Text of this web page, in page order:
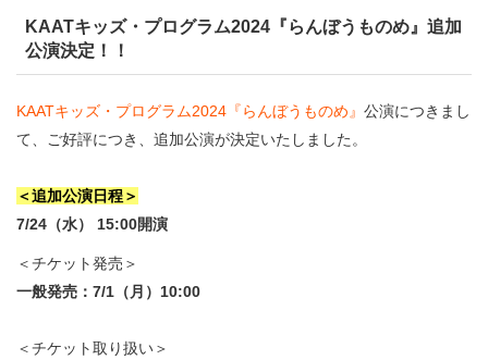
・ イベント一覧
・ イベントカレンダー
ご来場案内
・ 館内サービス・アクセシビリティ
・ フロアマップ
・ 交通案内
・ よくある質問
施設を借りる
KAATについて
・ ミッション
・ 芸術監督
KAATキッズ・プログラム2024『らんぼうものめ』追加
公演決定！！
KAATキッズ・プログラム2024『らんぼうものめ』 公演につきまし
て、ご好評につき、追加公演が決定いたしました。
＜追加公演日程＞
7/24（水） 15:00開演
＜チケット発売＞
一般発売：7/1（月）10:00
＜チケット取り扱い＞